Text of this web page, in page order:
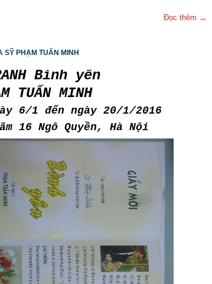
Đọc thêm →
SỸ PHẠM TUẤN MINH
Bình yên
TUẤN MINH
6/1 đến ngày 20/1/2016
16 Ngô Quyền, Hà Nội